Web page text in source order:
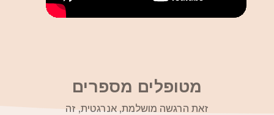
מטופלים מספרים
זאת הרגשה מושלמת, אנרגטית, זה